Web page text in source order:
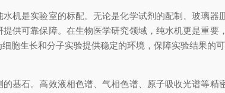
是实验室的标配。无论是化学试剂的配制、玻璃器
供可靠保障。在生物医学研究领域，纯水机更是重
胞生长和分子实验提供稳定的环境，保障实验结果的
石。高效液相色谱、气相色谱、原子吸收光谱等精